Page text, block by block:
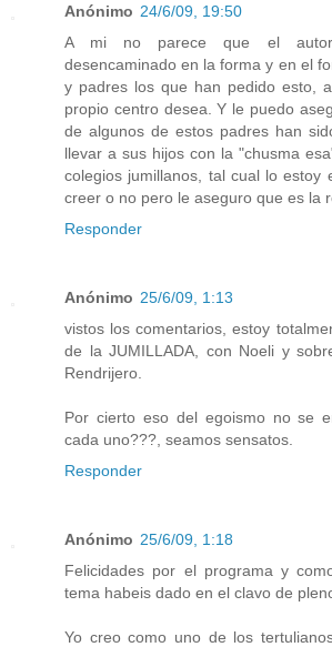
Anónimo 24/6/09, 19:50
A mi no parece que el
desencaminado en la forma y en el
y padres los que han pedido esto,
propio centro desea. Y le puedo
de algunos de estos padres han
llevar a sus hijos con la "chusma
colegios jumillanos, tal cual lo estoy
creer o no pero le aseguro que es la
Responder
Anónimo 25/6/09, 1:13
vistos los comentarios, estoy
de la JUMILLADA, con Noeli y
Rendrijero.
Por cierto eso del egoismo no se
cada uno???, seamos sensatos.
Responder
Anónimo 25/6/09, 1:18
Felicidades por el programa y
tema habeis dado en el clavo de
Yo creo como uno de los